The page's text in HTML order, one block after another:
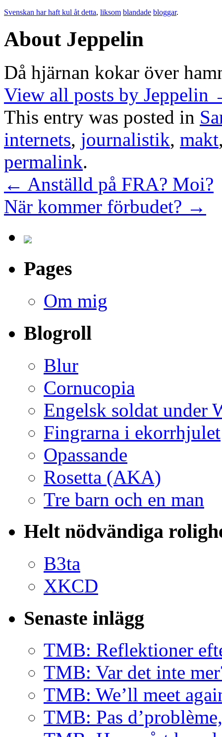
Svenskan har haft kul åt detta, liksom blandade bloggar.
About Jeppelin
Då hjärnan kokar över
View all posts by Jeppelin
This entry was posted in
internets, journalistik, makt
permalink.
← Anställd på FRA? Moi?
När kommer förbudet? →
Pages
Om mig
Blogroll
Blur
Cornucopia
Engelsk soldat under
Fingrarna i ekorrhjulet
Opassande
Rosetta (AKA)
Tre barn och en man
Helt nödvändiga
B3ta
XKCD
Senaste inlägg
TMB: Reflektioner
TMB: Var det inte
TMB: We’ll meet
TMB: Pas